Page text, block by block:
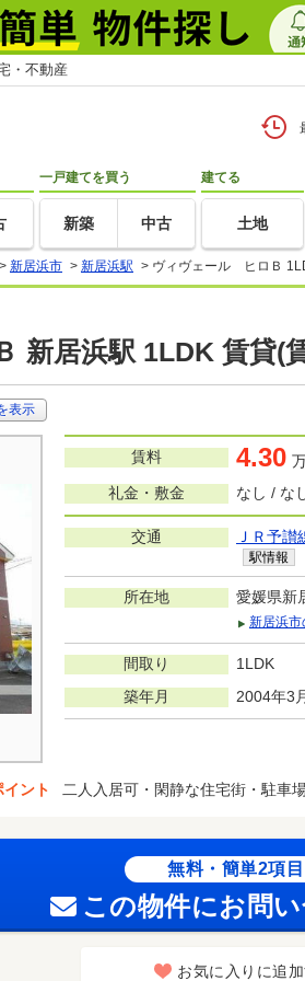
・不動産
一戸建てを買う
新築 中古
建てる
土地
> 新居浜市 > 新居浜駅 > ヴィヴェール ヒロＢ
居浜駅 1LDK 賃貸(
表示
賃料 4.30
礼金・敷金
なし / な
交通 ＪＲ予讃
駅情報
所在地 愛媛県新
新居浜市
間取り 1LDK
築年月 2004年3
ント 二人入居可・閑静な住宅街・駐車
無料・簡単2項目
この物件にお問
お気に入りに追